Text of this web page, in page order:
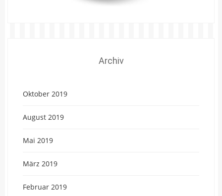
Archiv
Oktober 2019
August 2019
Mai 2019
März 2019
Februar 2019